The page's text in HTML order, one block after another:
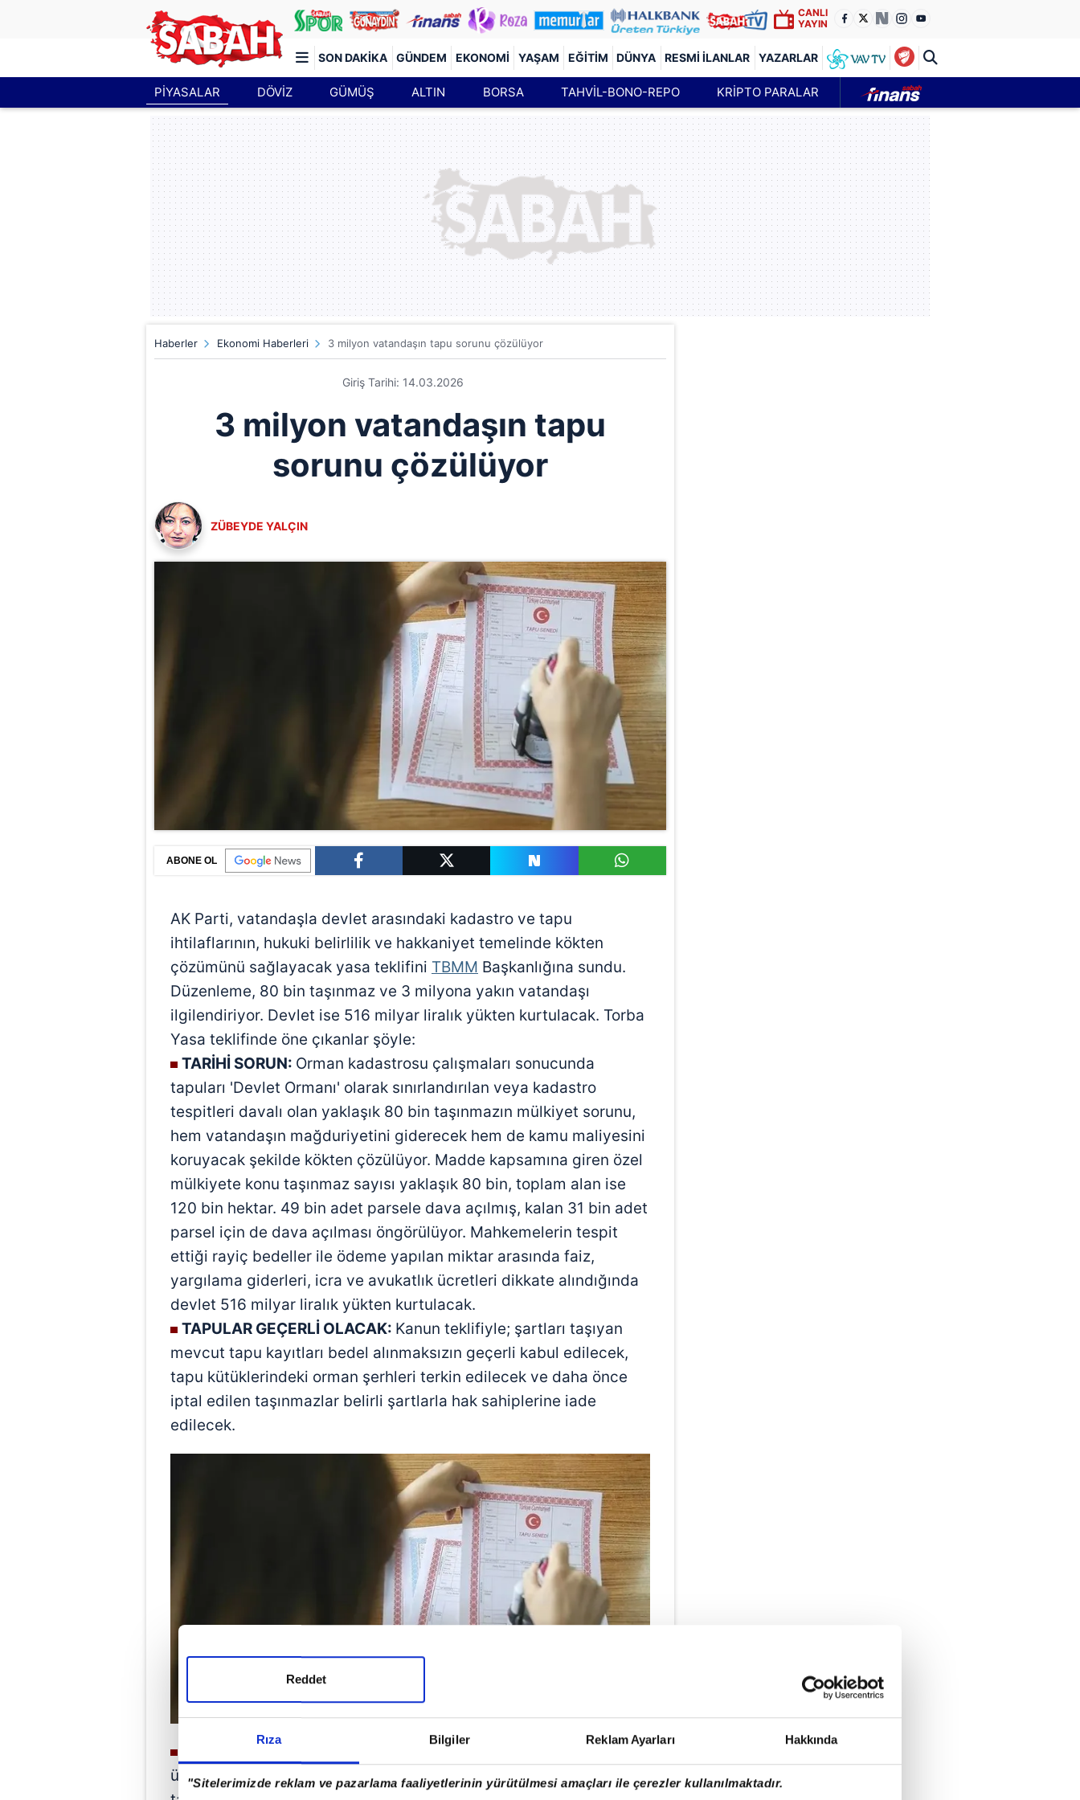
Rıza Bilgiler Reklam Ayarları Hakkında
"Sitelerimizde reklam ve pazarlama faaliyetlerinin yürütülmesi amaçları ile çerezler kullanılmaktadır.
Reddet
CANLI
YAYIN
SON DAKIKA GÜNDEM EKONOMI YAŞAM EĞITIM DÜNYA RESMI İLANLAR YAZARLAR
Türkiye'nin en iyi haber sitesi
PİYASALAR DÖVİZ GÜMÜŞ ALTIN BORSA TAHVİL-BONO-REPO KRİPTO PARALAR
Haberler Ekonomi Haberleri 3 milyon vatandaşın tapu sorunu çözülüyor
Giriş Tarihi: 14.03.2026
3 milyon vatandaşın tapu
sorunu çözülüyor
ZÜBEYDE YALÇIN
ABONE OL
AK Parti, vatandaşla devlet arasındaki kadastro ve tapu
ihtilaflarının, hukuki belirlilik ve hakkaniyet temelinde kökten
çözümünü sağlayacak yasa teklifini TBMM Başkanlığına sundu.
Düzenleme, 80 bin taşınmaz ve 3 milyona yakın vatandaşı
ilgilendiriyor. Devlet ise 516 milyar liralık yükten kurtulacak. Torba
Yasa teklifinde öne çıkanlar şöyle:
TARİHİ SORUN: Orman kadastrosu çalışmaları sonucunda
tapuları 'Devlet Ormanı' olarak sınırlandırılan veya kadastro
tespitleri davalı olan yaklaşık 80 bin taşınmazın mülkiyet sorunu,
hem vatandaşın mağduriyetini giderecek hem de kamu maliyesini
koruyacak şekilde kökten çözülüyor. Madde kapsamına giren özel
mülkiyete konu taşınmaz sayısı yaklaşık 80 bin, toplam alan ise
120 bin hektar. 49 bin adet parsele dava açılmış, kalan 31 bin adet
parsel için de dava açılması öngörülüyor. Mahkemelerin tespit
ettiği rayiç bedeller ile ödeme yapılan miktar arasında faiz,
yargılama giderleri, icra ve avukatlık ücretleri dikkate alındığında
devlet 516 milyar liralık yükten kurtulacak.
TAPULAR GEÇERLİ OLACAK: Kanun teklifiyle; şartları taşıyan
mevcut tapu kayıtları bedel alınmaksızın geçerli kabul edilecek,
tapu kütüklerindeki orman şerhleri terkin edilecek ve daha önce
iptal edilen taşınmazlar belirli şartlarla hak sahiplerine iade
edilecek.
Bu taşınmaz alanlarından az olmamak
üzere ağaçlandırılmak üzere
Orman Genel Müdürlüğü 'ne saha